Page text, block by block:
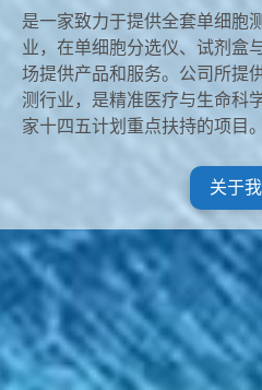
是一家致力于提供全套单细胞
业，在单细胞分选仪、试剂盒
场提供产品和服务。公司所提
测行业，是精准医疗与生命科
家十四五计划重点扶持的项目。
关于我